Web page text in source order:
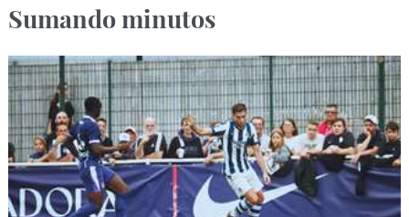
Sumando minutos